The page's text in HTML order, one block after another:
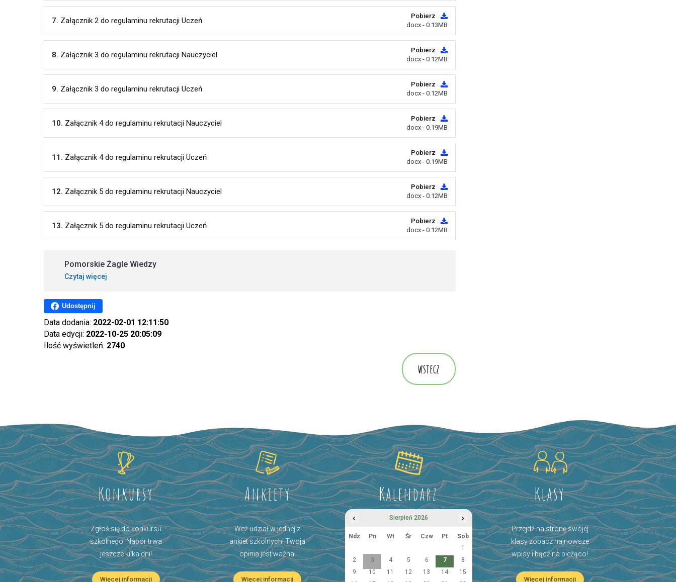
7. Załącznik 2 do regulaminu rekrutacji Uczeń
Pobierz
docx - 0.13MB
8. Załącznik 3 do regulaminu rekrutacji Nauczyciel
Pobierz
docx - 0.12MB
9. Załącznik 3 do regulaminu rekrutacji Uczeń
Pobierz
docx - 0.12MB
10. Załącznik 4 do regulaminu rekrutacji Nauczyciel
Pobierz
docx - 0.19MB
11. Załącznik 4 do regulaminu rekrutacji Uczeń
Pobierz
docx - 0.19MB
12. Załącznik 5 do regulaminu rekrutacji Nauczyciel
Pobierz
docx - 0.12MB
13. Załącznik 5 do regulaminu rekrutacji Uczeń
Pobierz
docx - 0.12MB
Pomorskie Żagle Wiedzy
Czytaj więcej
Udostępnij
Data dodania: 2022-02-01 12:11:50
Data edycji: 2022-10-25 20:05:09
Ilość wyświetleń: 2740
wstecz
Konkursy
Zgłoś się do konkursu
szkolnego! Nabór trwa
jeszcze kilka dni!
Więcej informacji
Ankiety
Weź udział w jednej z
ankiet szkolnych! Twoja
opinia jest ważna!
Więcej informacji
Kalendarz
‹ Sierpień 2026 ›
Ndz Pn Wt Śr Czw Pt
Sob
1
2
3 4 5 6 7
8
9
10 11 12 13 14
15
Klasy
Przejdź na stronę swojej
klasy zobacz najnowsze
wpisy i bądź na bieżąco!
Więcej informacji